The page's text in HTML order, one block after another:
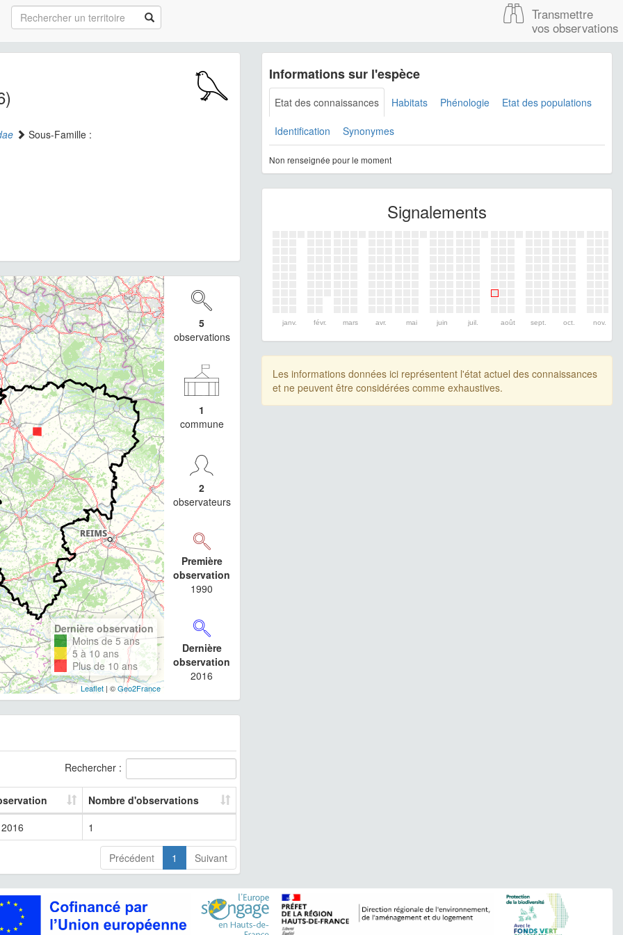
Transmettre
vos observations
Sous-Famille :
Dernière observation
Moins de 5 ans
5 à 10 ans
Plus de 10 ans
Leaflet| ©Geo2France
5
observations
1
commune
2
observateurs
Première
observation
1990
Dernière
observation
2016
Rechercher :
Nombre d'observations
2016
1
Précédent 1 Suivant
Informations sur l'espèce
Etat des connaissances Habitats Phénologie Etat des populations
Identification Synonymes
Non renseignée pour le moment
Signalements
janv. févr. mars avr. mai juin juil. août sept. oct. nov.
Les informations données ici représentent l'état actuel des connaissances
et ne peuvent être considérées comme exhaustives.